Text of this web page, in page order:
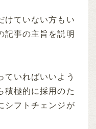
けていない方もい
記事の主旨を説明
ていればいいよう
積極的に採用のた
シフトチェンジが